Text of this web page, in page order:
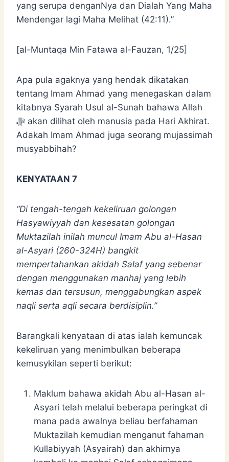
yang serupa denganNya dan Dialah Yang Maha
Mendengar lagi Maha Melihat (42:11).”
[al-Muntaqa Min Fatawa al-Fauzan, 1/25]
Apa pula agaknya yang hendak dikatakan
tentang Imam Ahmad yang menegaskan dalam
kitabnya Syarah Usul al-Sunah bahawa Allah
ﷻ akan dilihat oleh manusia pada Hari Akhirat.
Adakah Imam Ahmad juga seorang mujassimah
musyabbihah?
KENYATAAN 7
“Di tengah-tengah kekeliruan golongan
Hasyawiyyah dan kesesatan golongan
Muktazilah inilah muncul Imam Abu al-Hasan
al-Asyari (260-324H) bangkit
mempertahankan akidah Salaf yang sebenar
dengan menggunakan manhaj yang lebih
kemas dan tersusun, menggabungkan aspek
naqli serta aqli secara berdisiplin.”
Barangkali kenyataan di atas ialah kemuncak
kekeliruan yang menimbulkan beberapa
kemusykilan seperti berikut:
Maklum bahawa akidah Abu al-Hasan al-
Asyari telah melalui beberapa peringkat di
mana pada awalnya beliau berfahaman
Muktazilah kemudian menganut fahaman
Kullabiyyah (Asyairah) dan akhirnya